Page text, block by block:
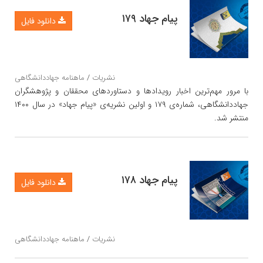
پیام جهاد ۱۷۹ دانلود فایل
نشریات / ماهنامه جهاددانشگاهی
با مرور مهم‌ترین اخبار رویدادها و دستاوردهای محققان و پژوهشگران
جهاددانشگاهی، شماره‌ی ۱۷۹ و اولین نشریه‌ی «پیام جهاد» در سال ۱۴۰۰
منتشر شد.
پیام جهاد ۱۷۸ دانلود فایل
نشریات / ماهنامه جهاددانشگاهی